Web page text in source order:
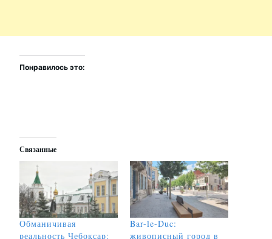
Понравилось это:
Связанные
Обманичивая
реальность Чебоксар:
Bar-le-Duc:
живописный город в